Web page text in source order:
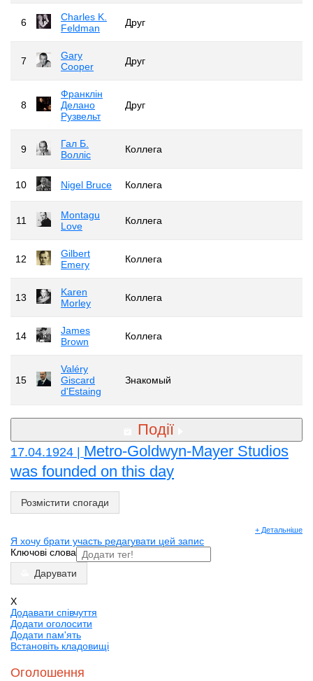
6
Charles K.
Feldman
Друг
7
Gary
Cooper
Друг
8
Франклін
Делано
Рузвельт
Друг
9
Гал Б.
Волліс
Коллега
10 Nigel Bruce Коллега
11
Montagu
Love
Коллега
12
Gilbert
Emery
Коллега
13
Karen
Morley
Коллега
14
James
Brown
Коллега
15
Valéry
Giscard
d'Estaing
Знакомый
Події
17.04.1924 | Metro-Goldwyn-Mayer Studios
was founded on this day
Розмістити спогади
+ Детальніше
Я хочу брати участь редагувати цей запис
Ключові слова
Дарувати
X
Додавати співчуття
Додати оголосити
Додати пам'ять
Встановіть кладовищі
Оголошення